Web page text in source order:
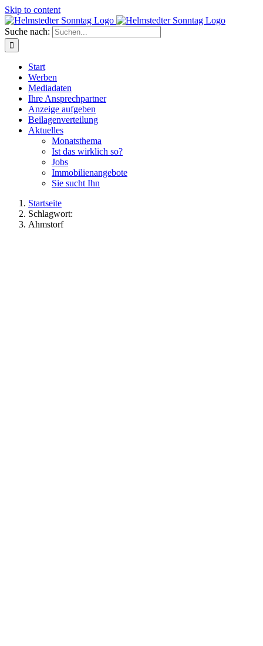
Skip to content
Suche nach:
Start
Werben
Mediadaten
Ihre Ansprechpartner
Anzeige aufgeben
Beilagenverteilung
Aktuelles
Monatsthema
Ist das wirklich so?
Jobs
Immobilienangebote
Sie sucht Ihn
Startseite
Schlagwort:
Ahmstorf